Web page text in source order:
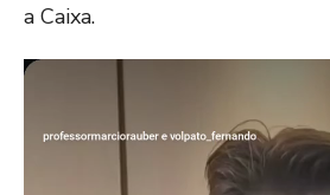
a Caixa.
Tocador
vídeo